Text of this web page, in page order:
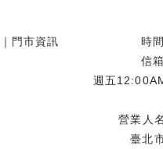
｜ 門市資訊
時
信
週五
營業人
臺北